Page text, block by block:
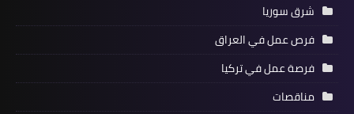
شرق سوريا
فرص عمل في العراق
فرصة عمل في تركيا
مناقصات